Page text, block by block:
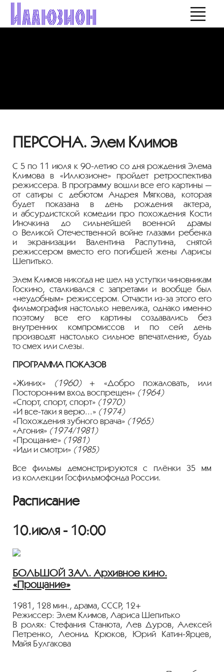
ПЕРСОНА. Элем Климов
С 5 по 11 июля к 90-летиюсо дня рождения Элема
Климова в «Иллюзионе» пройдет ретроспектива
режиссера. В программу вошли все его картины —
от сатиры с дебютом Андрея Мягкова, которая
будет показана в день рождения актера,
и абсурдистской комедии про похождения Кости
Иночкина до сильнейшей военной драмы
о Великой Отечественной войне глазами ребенка
и экранизации Валентина Распутина, снятой
режиссером вместо его погибшей жены Ларисы
Шепитько.
Элем Климов никогда не шел на уступки чиновникам
Госкино, сталкивался с запретами и вообще был
«неудобным» режиссером. Отчасти из-за этого его
фильмография настолько невелика, однако именно
поэтому все его картины создавались без
внутренних компромиссов и по сей день
производят настолько сильное впечатление, будь
то смех или слезы.
ПРОГРАММА ПОКАЗОВ
«Жиних» (1960)+ «Добро пожаловать, или
Посторонним вход воспрещен» (1964)
«Спорт, спорт, спорт» (1970)
«И все-таки я верю...» (1974)
«Похождения зубного врача» (1965)
«Агония» (1974/1981)
«Прощание» (1981)
«Иди и смотри» (1985)
Все фильмы демонстрируются с плёнки 35 мм
из коллекции Госфильмофонда России.
Расписание
10.июля - 10:00
БОЛЬШОЙ ЗАЛ. Архивное кино.
«Прощание»
1981, 128 мин., драма, СССР, 12+
Режиссер: Элем Климов, Лариса Шепитько
В ролях: Стефания Станюта, Лев Дуров, Алексей
Петренко, Леонид Крюков, Юрий Катин-Ярцев,
Майя Булгакова